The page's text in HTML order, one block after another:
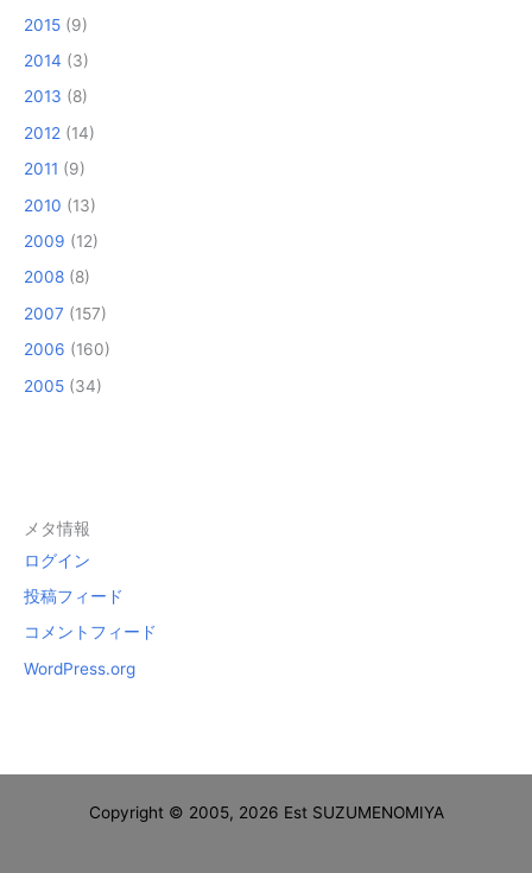
2015 (9)
2014 (3)
2013 (8)
2012 (14)
2011 (9)
2010 (13)
2009 (12)
2008 (8)
2007 (157)
2006 (160)
2005 (34)
メタ情報
ログイン
投稿フィード
コメントフィード
WordPress.org
Copyright © 2005, 2026 Est SUZUMENOMIYA